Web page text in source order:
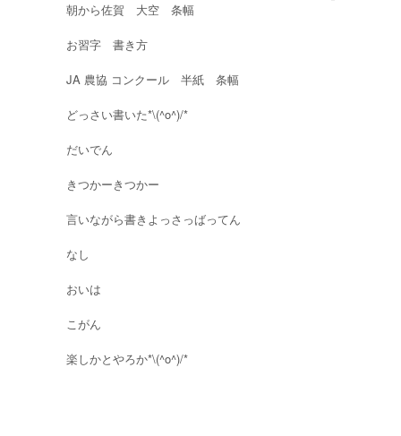
朝から佐賀 大空 条幅
お習字 書き方
JA 農協 コンクール 半紙 条幅
どっさい書いた*\(^o^)/*
だいでん
きつかーきつかー
言いながら書きよっさっばってん
なし
おいは
こがん
楽しかとやろか*\(^o^)/*